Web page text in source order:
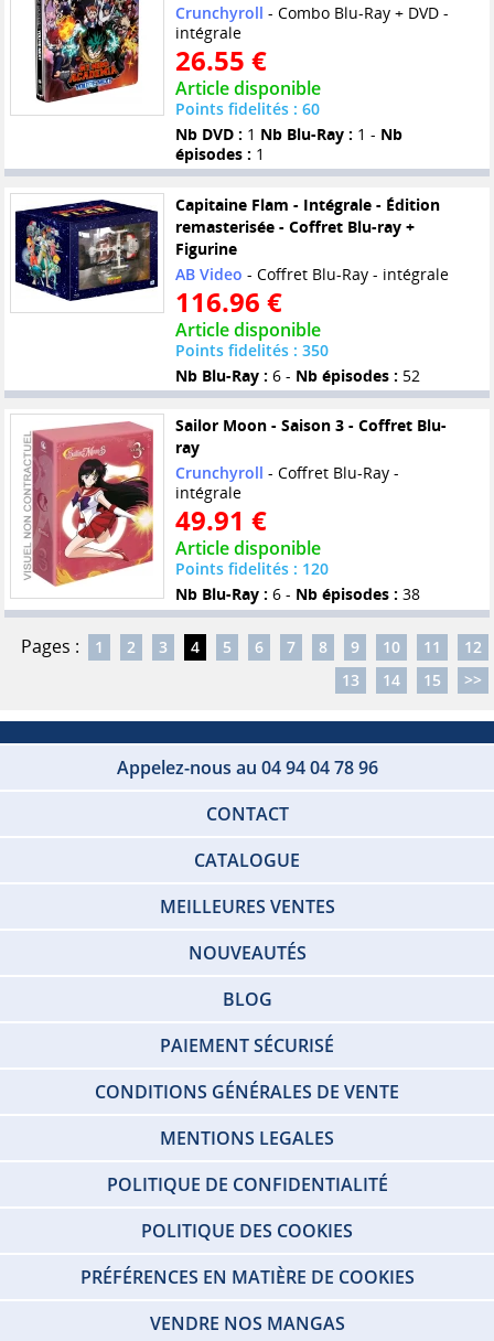
Crunchyroll - Combo Blu-Ray + DVD -
intégrale
26.55 €
Article disponible
Points fidelités : 60
Nb DVD : 1 Nb Blu-Ray : 1 - Nb
épisodes : 1
Capitaine Flam - Intégrale - Édition
remasterisée - Coffret Blu-ray +
Figurine
AB Video - Coffret Blu-Ray - intégrale
116.96 €
Article disponible
Points fidelités : 350
Nb Blu-Ray : 6 - Nb épisodes : 52
Sailor Moon - Saison 3 - Coffret Blu-
ray
Crunchyroll - Coffret Blu-Ray -
intégrale
49.91 €
Article disponible
Points fidelités : 120
Nb Blu-Ray : 6 - Nb épisodes : 38
Pages : 1 2 3 4 5 6 7 8 9 10 11
12
13
14 15 >>
Appelez-nous au 04 94 04 78 96
CONTACT
CATALOGUE
MEILLEURES VENTES
NOUVEAUTÉS
BLOG
PAIEMENT SÉCURISÉ
CONDITIONS GÉNÉRALES DE VENTE
MENTIONS LEGALES
POLITIQUE DE CONFIDENTIALITÉ
POLITIQUE DES COOKIES
PRÉFÉRENCES EN MATIÈRE DE COOKIES
VENDRE NOS MANGAS